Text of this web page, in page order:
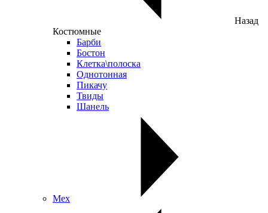
Назад
Костюмные
Барби
Бостон
Клетка\полоска
Однотонная
Пикачу
Твиды
Шанель
Мех